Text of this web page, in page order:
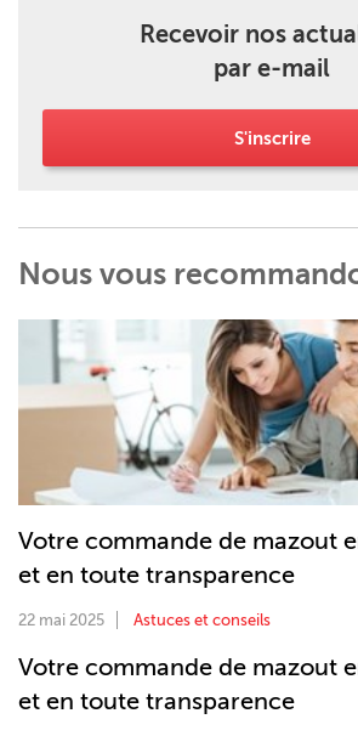
Recevoir nos
par e-mail
S'inscrire
Nous vous
Votre commande de mazout
et en toute transparence
22 mai 2025 Astuces et conseils
Votre commande de mazout
et en toute transparence